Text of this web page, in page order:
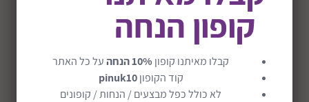
מיטת התינוק מגיעה עם תחתית 5 שלבים להתאמת גובה
המזרן בהתאם לגדילת התינוק, היא מגיעה כולל קיט עריסה
המיטה עומדת בסטנדרטים הקפדניים ביותר של בטיחות,
בריאות ואיכות, שיאפשר לכם ליצור עבור הרך הנולד את
קופון הנחה
קבלו מאיתנו קופון 10% הנחה
על כל האתר
קוד הקופוןpinuk10
לא כולל כפל מבצעים / הנחות / קופונים